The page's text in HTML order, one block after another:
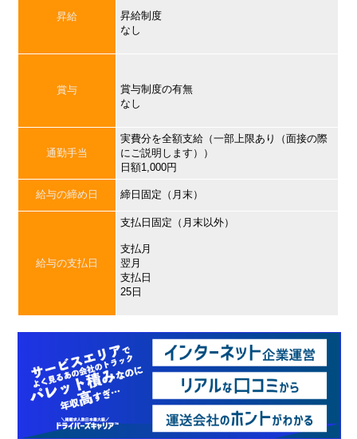
昇給
昇給制度
なし
賞与
賞与制度の有無
なし
通勤手当
実費分を全額支給（一部上限あり（面接の際
にご説明します））
日額1,000円
給与の締め日 締日固定（月末）
給与の支払日
支払日固定（月末以外）
支払月
翌月
支払日
25日